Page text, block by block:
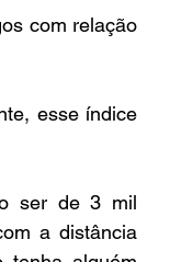
com relação
esse índice
ser de 3 mil
a distância